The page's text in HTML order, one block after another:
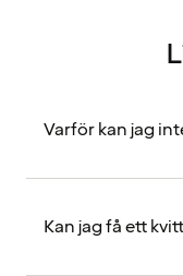
Varför kan jag
Kan jag få ett